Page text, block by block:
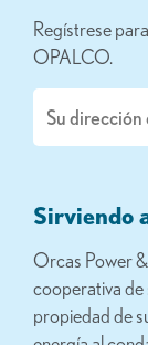
Regístrese
OPALCO.
electrónico
Sirviendo
Orcas Power
cooperativa de
propiedad de